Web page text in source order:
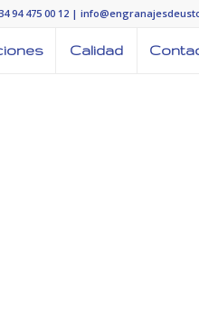
94 475 00 12 |
Calidad